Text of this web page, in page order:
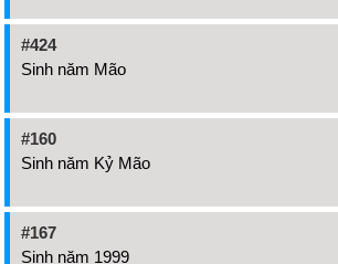
#424
Sinh năm Mão
#160
Sinh năm Kỷ Mão
#167
Sinh năm 1999